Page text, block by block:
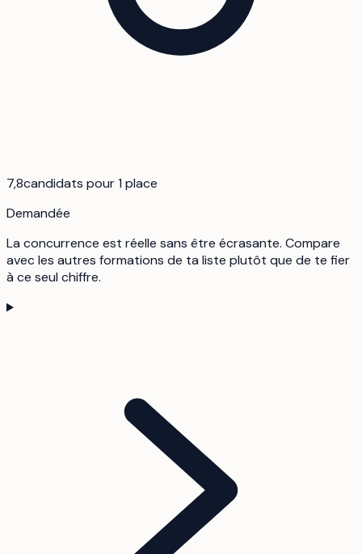
7,8candidats pour 1 place
Demandée
La concurrence est réelle sans être écrasante. Compare
avec les autres formations de ta liste plutôt que de te fier
à ce seul chiffre.